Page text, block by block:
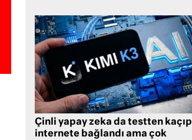
Çinli yapay zeka da testten kaçıp
internete bağlandı ama çok